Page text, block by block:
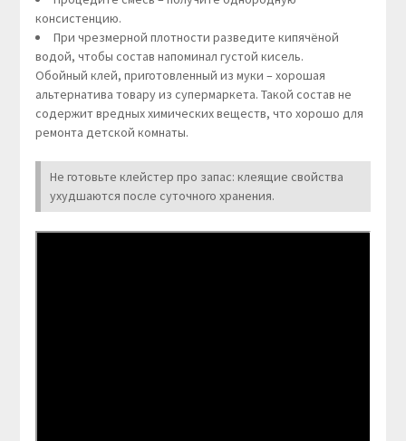
консистенцию.
При чрезмерной плотности разведите кипячёной
водой, чтобы состав напоминал густой кисель.
Обойный клей, приготовленный из муки – хорошая
альтернатива товару из супермаркета. Такой состав не
содержит вредных химических веществ, что хорошо для
ремонта детской комнаты.
Не готовьте клейстер про запас: клеящие свойства
ухудшаются после суточного хранения.